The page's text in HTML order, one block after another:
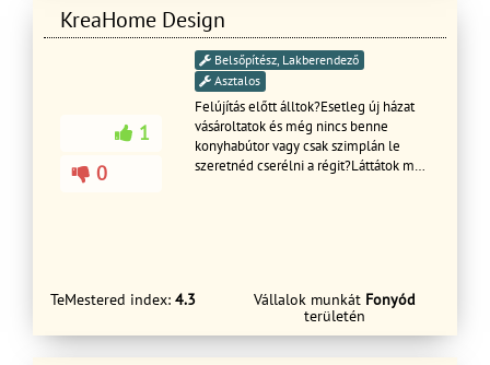
KreaHome Design
1
0
Belsőpítész, Lakberendező
Asztalos
Felújítás előtt álltok?Esetleg új házat
vásároltatok és még nincs benne
konyhabútor vagy csak szimplán le
szeretnéd cserélni a régit?Láttátok már
TeMestered index: 4.3 Vállalok munkát Fonyód
területén